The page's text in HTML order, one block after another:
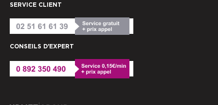
SERVICE CLIENT
CONSEILS D'EXPERT